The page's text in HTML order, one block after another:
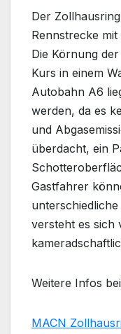
Der
Rennstrecke
Die Körnung
Kurs in einem
Autobahn A6
werden, da es
und
überdacht, ein
Gastfahrer
versteht es sich
Weitere Infos
MACN